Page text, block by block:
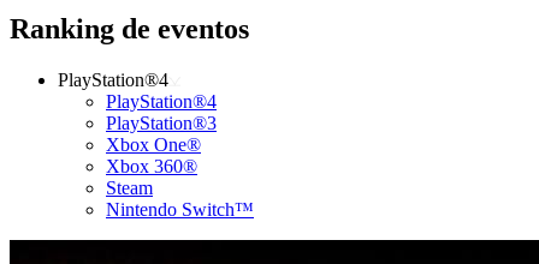
Ranking de eventos
PlayStation®4
PlayStation®4
PlayStation®3
Xbox One®
Xbox 360®
Steam
Nintendo Switch™